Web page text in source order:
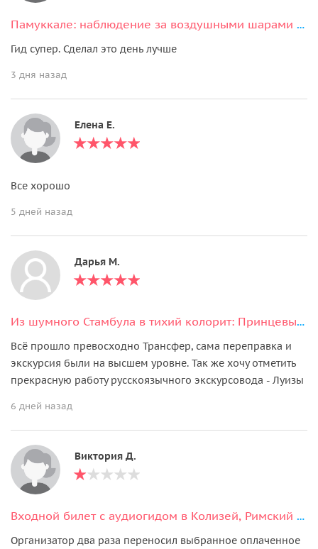
Памуккале: наблюдение за воздушными шарами с обедом
Гид супер. Сделал это день лучше
3 дня назад
Елена Е.
Все хорошо
5 дней назад
Дарья М.
Из шумного Стамбула в тихий колорит: Принцевы острова с маршрутом на выбор
Всё прошло превосходно Трансфер, сама переправка и
экскурсия были на высшем уровне. Так же хочу отметить
прекрасную работу русскоязычного экскурсовода - Луизы
6 дней назад
Виктория Д.
Входной билет с аудиогидом в Колизей, Римский форум и на Палатинский холм
Организатор два раза переносил выбранное оплаченное